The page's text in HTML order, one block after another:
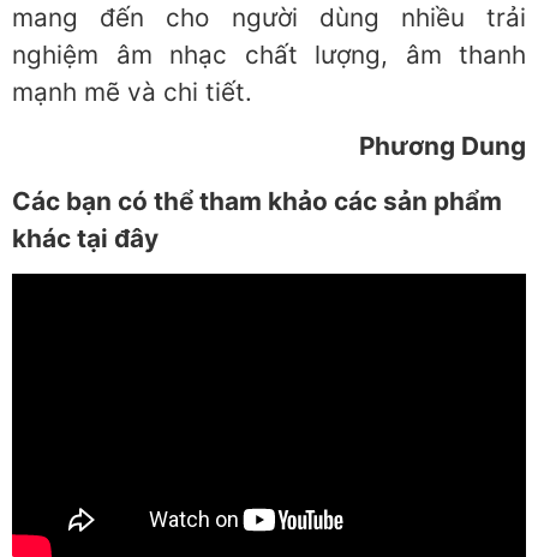
mang đến cho người dùng nhiều trải
nghiệm âm nhạc chất lượng, âm thanh
mạnh mẽ và chi tiết.
Phương Dung
Các bạn có thể tham khảo các sản phẩm
khác tại đây